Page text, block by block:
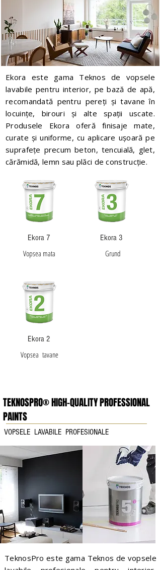
Ekora este gama Teknos de vopsele
lavabile pentru interior, pe bază de apă,
recomandată pentru pereți și tavane în
locuințe, birouri și alte spații uscate.
Produsele Ekora oferă finisaje mate,
curate și uniforme, cu aplicare ușoară pe
suprafețe precum beton, tencuială, glet,
cărămidă, lemn sau plăci de construcție.
Ekora 7
Vopsea mata
Ekora 2
Vopsea tavane
Ekora 3
Grund
TEKNOSPRO® HIGH-QUALITY PROFESSIONAL
PAINTS
VOPSELE LAVABILE PROFESIONALE
TeknosPro este gama Teknos de vopsele